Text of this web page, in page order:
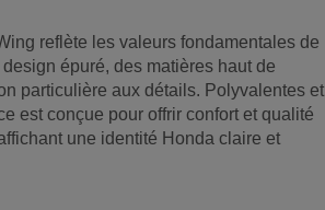
reflète les valeurs fondamentales de
épuré, des matières haut de
particulière aux détails. Polyvalentes et
est conçue pour offrir confort et qualité
une identité Honda claire et